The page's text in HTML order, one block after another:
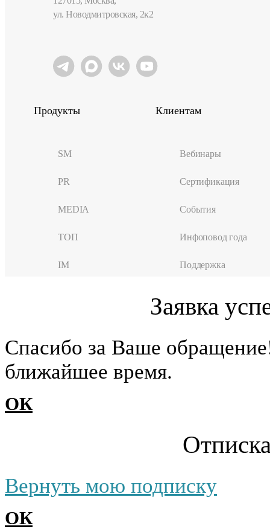
ул. Новодмитровская, 2к2
Продукты
SM
PR
MEDIA
ТОП
IM
Клиентам
Вебинары
Сертификация
События
Инфоповод года
Поддержка
Заявка
Cпасибо за Ваше
ближайшее время.
ОК
Вернуть мою подписку
ОК